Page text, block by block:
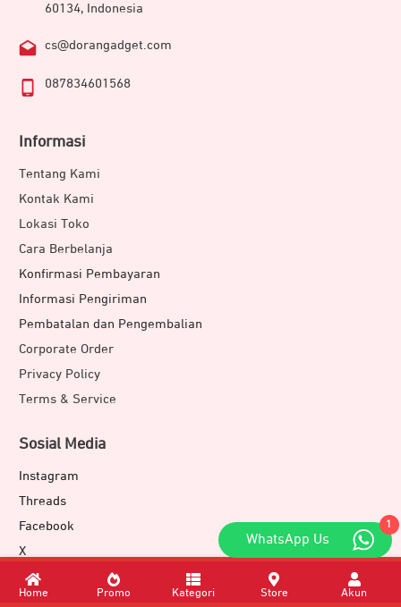
60134, Indonesia
cs@dorangadget.com
087834601568
Informasi
Tentang Kami
Kontak Kami
Lokasi Toko
Cara Berbelanja
Konfirmasi Pembayaran
Informasi Pengiriman
Pembatalan dan Pengembalian
Corporate Order
Privacy Policy
Terms & Service
Sosial Media
Instagram
Threads
Facebook
X
Telegram
YouTube
1
WhatsApp Us
Home Promo Kategori Store Akun